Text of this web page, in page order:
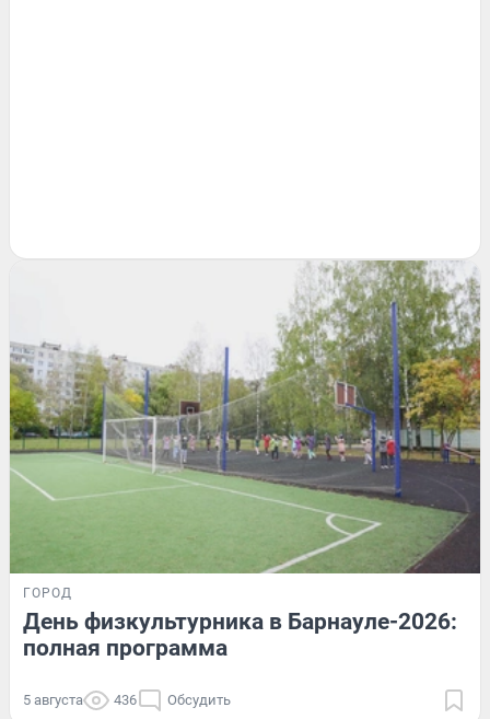
ГОРОД
День физкультурника в Барнауле-2026:
полная программа
5 августа 436 Обсудить